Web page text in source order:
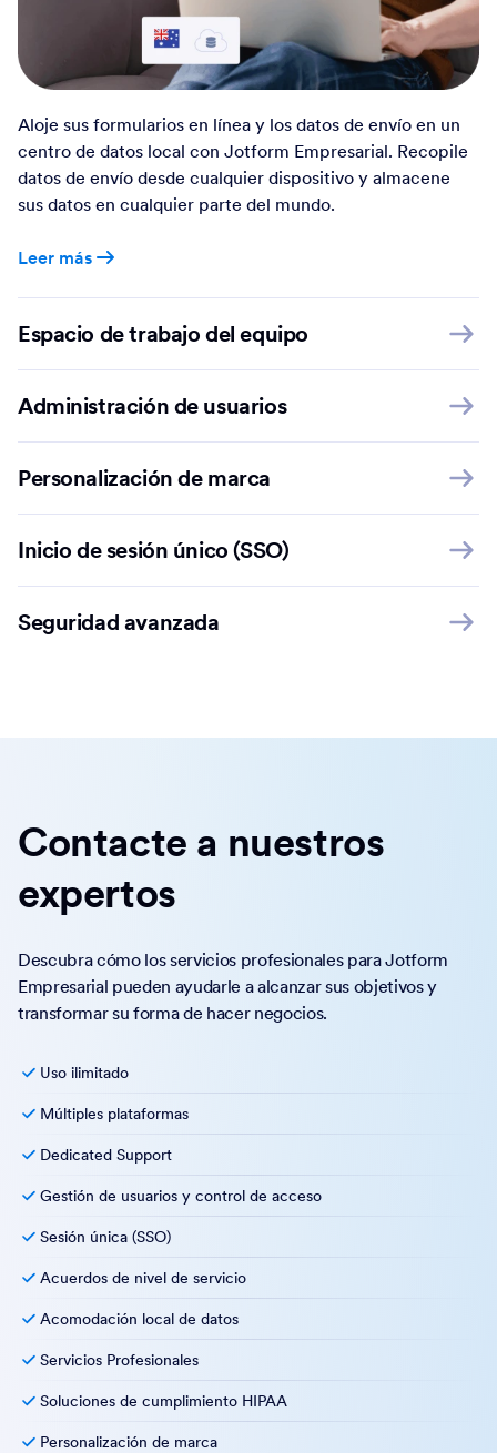
Aloje sus formularios en línea y los datos de envío en un
centro de datos local con Jotform Empresarial. Recopile
datos de envío desde cualquier dispositivo y almacene
sus datos en cualquier parte del mundo.
Leer más
Espacio de trabajo del equipo
Administración de usuarios
Personalización de marca
Inicio de sesión único (SSO)
Seguridad avanzada
Contacte a nuestros
expertos
Descubra cómo los servicios profesionales para Jotform
Empresarial pueden ayudarle a alcanzar sus objetivos y
transformar su forma de hacer negocios.
Uso ilimitado
Múltiples plataformas
Dedicated Support
Gestión de usuarios y control de acceso
Sesión única (SSO)
Acuerdos de nivel de servicio
Acomodación local de datos
Servicios Profesionales
Soluciones de cumplimiento HIPAA
Personalización de marca